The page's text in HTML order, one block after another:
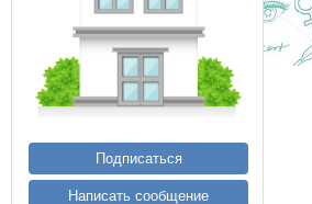
Подписаться
Написать сообщение